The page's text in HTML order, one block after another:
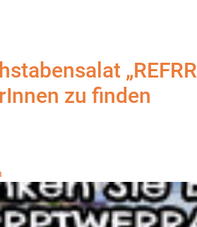
zu finden